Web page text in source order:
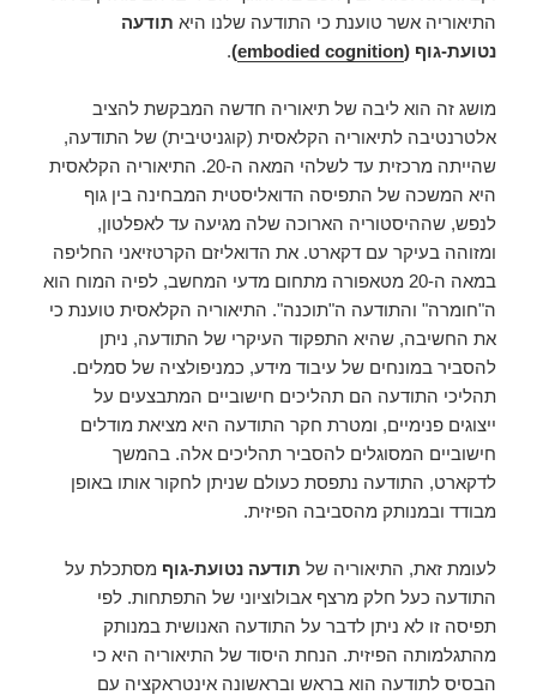
התיאוריה אשר טוענת כי התודעה שלנו היא תודעה
נטועת-גוף (embodied cognition
)
.
מושג זה הוא ליבה של תיאוריה חדשה המבקשת להציב
אלטרנטיבה לתיאוריה הקלאסית (קוגניטיבית) של התודעה,
שהייתה מרכזית עד לשלהי המאה ה-20. התיאוריה הקלאסית
היא המשכה של התפיסה הדואליסטית המבחינה בין גוף
לנפש, שההיסטוריה הארוכה שלה מגיעה עד לאפלטון,
ומזוהה בעיקר עם דקארט. את הדואליזם הקרטזיאני החליפה
במאה ה-20 מטאפורה מתחום מדעי המחשב, לפיה המוח הוא
ה"חומרה" והתודעה ה"תוכנה". התיאוריה הקלאסית טוענת כי
את החשיבה, שהיא התפקוד העיקרי של התודעה, ניתן
להסביר במונחים של עיבוד מידע, כמניפולציה של סמלים.
תהליכי התודעה הם תהליכים חישוביים המתבצעים על
ייצוגים פנימיים, ומטרת חקר התודעה היא מציאת מודלים
חישוביים המסוגלים להסביר תהליכים אלה. בהמשך
לדקארט, התודעה נתפסת כעולם שניתן לחקור אותו באופן
מבודד ובמנותק מהסביבה הפיזית.
לעומת זאת, התיאוריה של תודעה נטועת-גוף מסתכלת על
התודעה כעל חלק מרצף אבולוציוני של התפתחות. לפי
תפיסה זו לא ניתן לדבר על התודעה האנושית במנותק
מהתגלמותה הפיזית. הנחת היסוד של התיאוריה היא כי
הבסיס לתודעה הוא בראש ובראשונה אינטראקציה עם